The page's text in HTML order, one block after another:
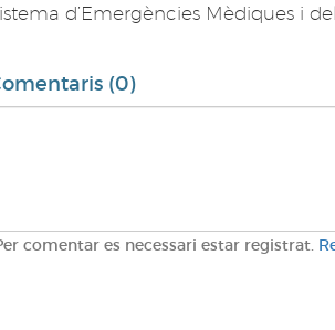
d’Emergències Mèdiques i
(0)
comentar es necessari estar registrat.